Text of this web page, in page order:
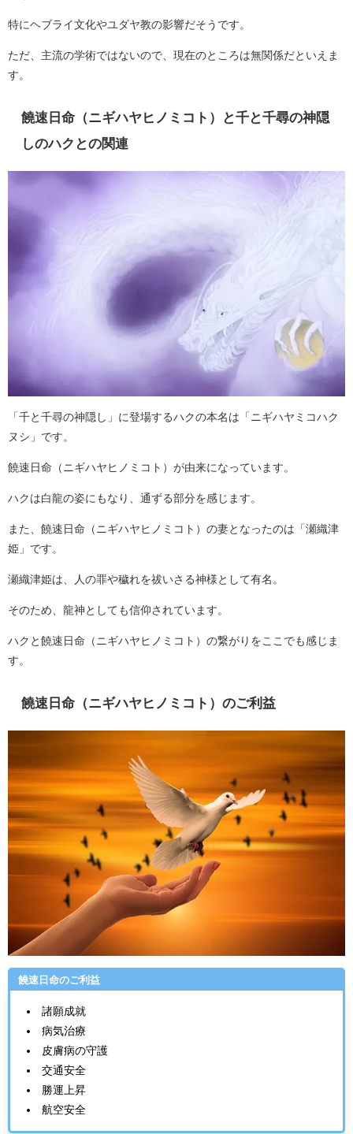
特にヘブライ文化やユダヤ教の影響だそうです。
ただ、主流の学術ではないので、現在のところは無関係だといえま
す。
饒速日命（ニギハヤヒノミコト）と千と千尋の神隠
しのハクとの関連
「千と千尋の神隠し」に登場するハクの本名は「ニギハヤミコハク
ヌシ」です。
饒速日命（ニギハヤヒノミコト）が由来になっています。
ハクは白龍の姿にもなり、通ずる部分を感じます。
また、饒速日命（ニギハヤヒノミコト）の妻となったのは「瀬織津
姫」です。
瀬織津姫は、人の罪や穢れを祓いさる神様として有名。
そのため、龍神としても信仰されています。
ハクと饒速日命（ニギハヤヒノミコト）の繋がりをここでも感じま
す。
饒速日命（ニギハヤヒノミコト）のご利益
饒速日命のご利益
諸願成就
病気治療
皮膚病の守護
交通安全
勝運上昇
航空安全